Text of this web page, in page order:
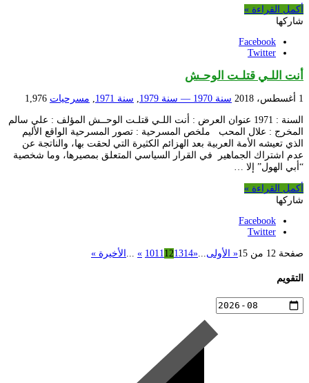
أكمل القراءة »
شاركها
Facebook
Twitter
أنت اللـي قتلـت الوحـش
1 أغسطس، 2018 سنة 1970 — سنة 1979 , سنة 1971 , مسرحيات 1,976
السنة : 1971 عنوان العرض : أنت اللـي قتلـت الوحــش المؤلف : علي سالم
المخرج : علال المحب ملخص المسرحية : تصور المسرحية الواقع الأليم
الذي تعيشه الأمة العربية بعد الهزائم الكثيرة التي لحقت بها، والناتجة عن
عدم اشتراك الجماهير في القرار السياسي المتعلق بمصيرها، وما شخصية
“أبي الهول” إلا …
أكمل القراءة »
شاركها
Facebook
Twitter
صفحة 12 من 15 « الأولى...
«
1011121314
»
... الأخيرة »
التقويم